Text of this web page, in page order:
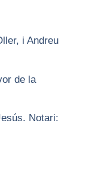
i Andreu
de la
Notari: